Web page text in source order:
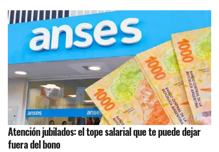
Atención jubilados: el tope salarial que te puede dejar
fuera del bono